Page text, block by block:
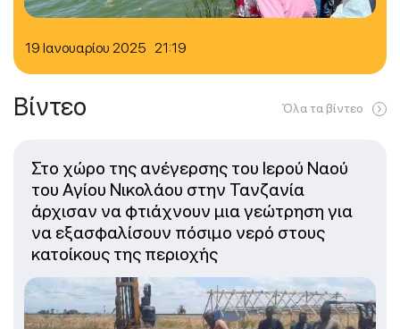
19 Ιανουαρίου 2025 21:19
Βίντεο Όλα τα βίντεο
Στο χώρο της ανέγερσης του Ιερού Ναού
του Αγίου Νικολάου στην Τανζανία
άρχισαν να φτιάχνουν μια γεώτρηση για
να εξασφαλίσουν πόσιμο νερό στους
κατοίκους της περιοχής